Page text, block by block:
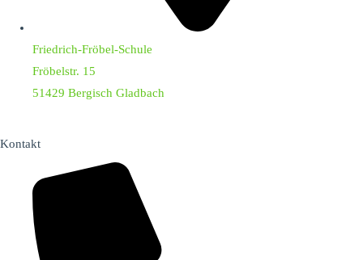
Friedrich-Fröbel-Schule
Fröbelstr. 15
51429 Bergisch Gladbach
Kontakt